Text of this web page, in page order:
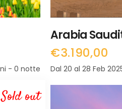
- 0 notte
Arabia
€3.190,00
Dal 20 al 28 Feb
Sold out